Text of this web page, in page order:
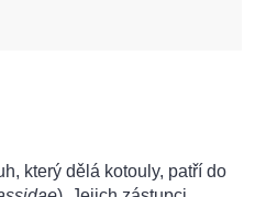
který dělá kotouly, patří do